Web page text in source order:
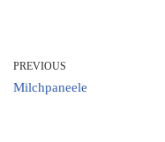
PREVIOUS
Milchpaneele